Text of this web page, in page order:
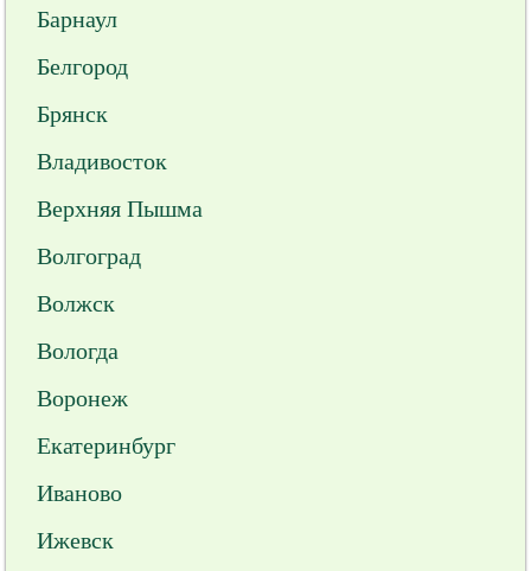
Барнаул
Белгород
Брянск
Владивосток
Верхняя Пышма
Волгоград
Волжск
Вологда
Воронеж
Екатеринбург
Иваново
Ижевск